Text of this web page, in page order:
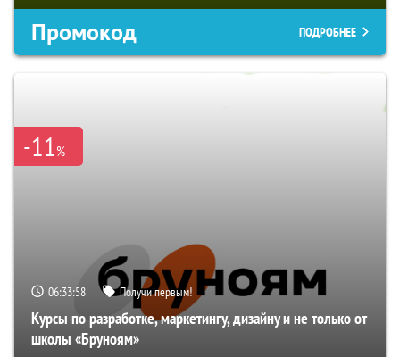
Промокод ПОДРОБНЕЕ
-11%
06:33:57 Получи первым!
Курсы по разработке, маркетингу, дизайну и не только от
школы «Бруноям»